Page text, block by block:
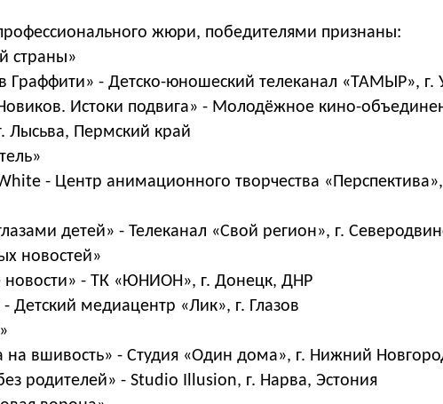
жюри, победителями признаны:
страны»
Граффити» - Детско-юношеский телеканал «ТАМЫР», г.
Истоки подвига» - Молодёжное кино-
Лысьва, Пермский край
- Центр анимационного творчества «Перспектива»,
детей» - Телеканал «Свой регион», г.
новостей»
новости» - ТК «ЮНИОН», г. Донецк, ДНР
Детский медиацентр «Лик», г. Глазов
на вшивость» - Студия «Один дома», г. Нижний
родителей» - Studio Illusion, г. Нарва, Эстония